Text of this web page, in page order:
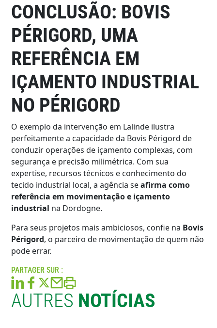
CONCLUSÃO: BOVIS
PÉRIGORD, UMA
REFERÊNCIA EM
IÇAMENTO INDUSTRIAL
NO PÉRIGORD
O exemplo da intervenção em Lalinde ilustra
perfeitamente a capacidade da Bovis Périgord de
conduzir operações de içamento complexas, com
segurança e precisão milimétrica. Com sua
expertise, recursos técnicos e conhecimento do
tecido industrial local, a agência seafirma como
referência em movimentação e içamento
industrial na Dordogne.
Para seus projetos mais ambiciosos, confie na Bovis
Périgord, o parceiro de movimentação de quem não
pode errar.
PARTAGER SUR :
AUTRES NOTÍCIAS